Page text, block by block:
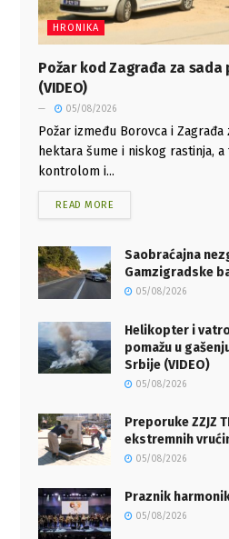
HRONIKA
Požar kod Zagrađa za
(VIDEO)
05/08/2026
Požar između Borovca i
hektara šume i niskog rastinja,
kontrolom i...
READ MORE
Saobraćajna
Gamzigradske
05/08/2026
Helikopter i
pomažu u
Srbije (VIDEO)
05/08/2026
Preporuke ZZJZ
ekstremnih
05/08/2026
Praznik
05/08/2026